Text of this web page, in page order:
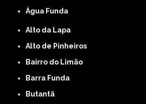
Água Funda
Alto da Lapa
Alto de Pinheiros
Bairro do Limão
Barra Funda
Butantã